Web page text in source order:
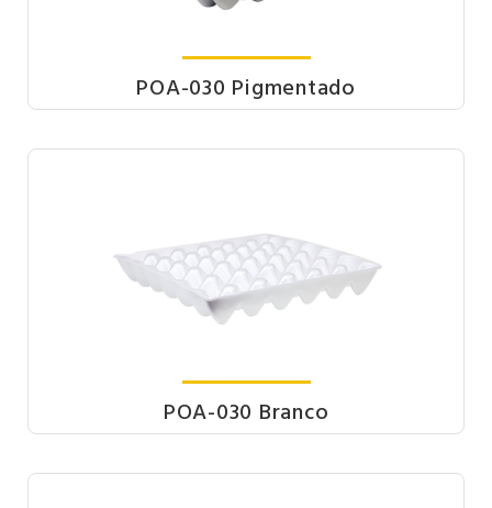
POA-030 Pigmentado
POA-030 Branco